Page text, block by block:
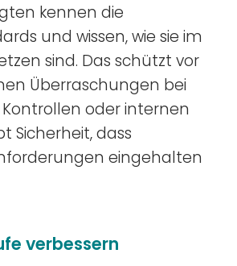
kennen die
und wissen, wie sie im
sind. Das schützt vor
Überraschungen bei
oder internen
Sicherheit, dass
eingehalten
verbessern